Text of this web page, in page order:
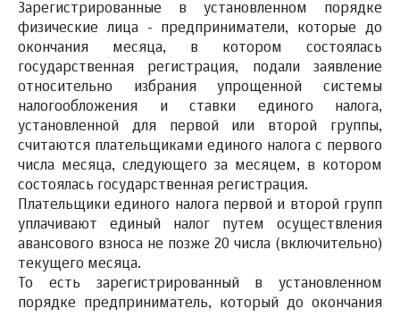
Зарегистрированные в установленном порядке
физические лица - предприниматели, которые до
окончания месяца, в котором состоялась
государственная регистрация, подали заявление
относительно избрания упрощенной системы
налогообложения и ставки единого налога,
установленной для первой или второй группы,
считаются плательщиками единого налога с первого
числа месяца, следующего за месяцем, в котором
состоялась государственная регистрация.
Плательщики единого налога первой и второй групп
уплачивают единый налог путем осуществления
авансового взноса не позже 20 числа (включительно)
текущего месяца.
То есть зарегистрированный в установленном
порядке предприниматель, который до окончания